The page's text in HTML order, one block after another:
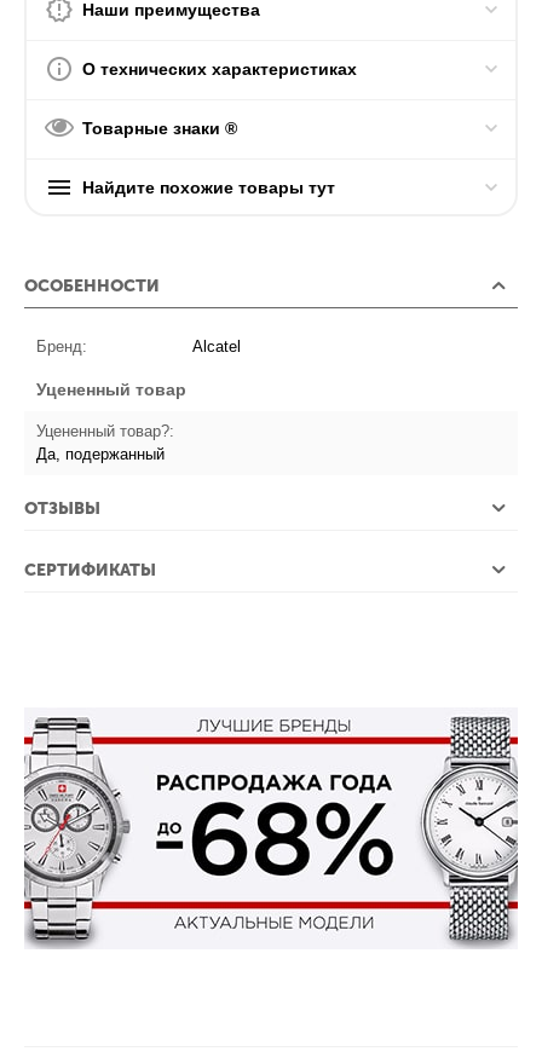
Наши преимущества
О технических характеристиках
Товарные знаки ®
Найдите похожие товары тут
ОСОБЕННОСТИ
Бренд: Alcatel
Уцененный товар
Уцененный товар?:
Да, подержанный
ОТЗЫВЫ
СЕРТИФИКАТЫ